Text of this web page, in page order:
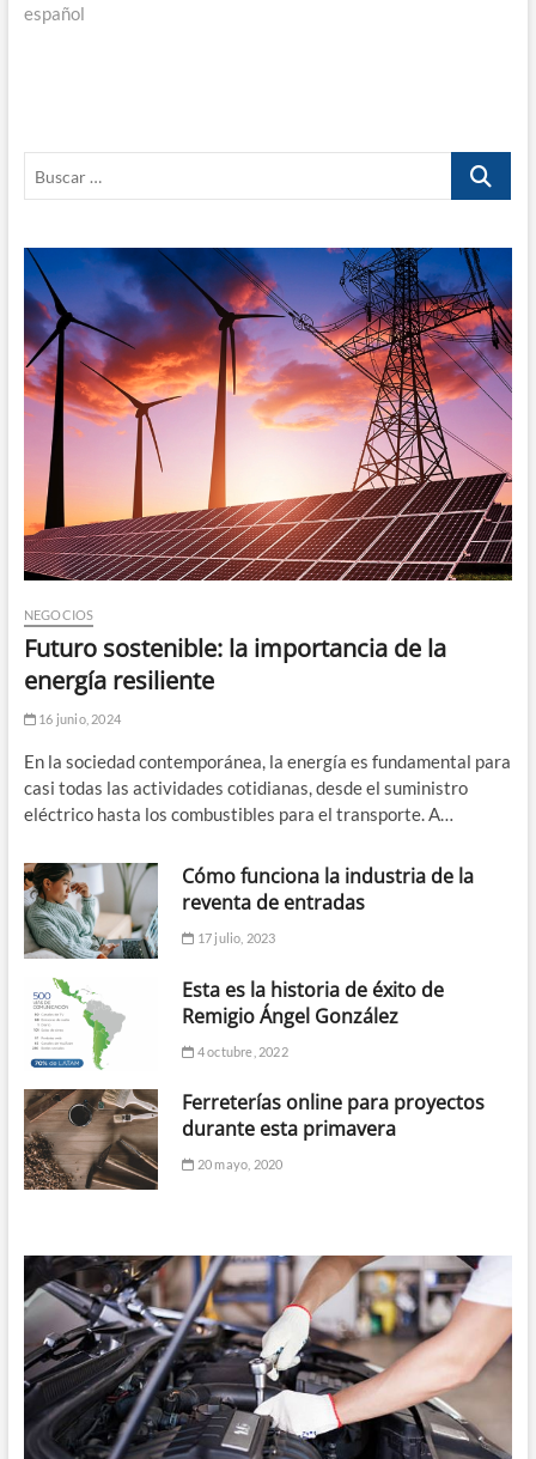
español
Buscar
NEGOCIOS
Futuro sostenible: la importancia de la
energía resiliente
16 junio, 2024
En la sociedad contemporánea, la energía es fundamental para
casi todas las actividades cotidianas, desde el suministro
eléctrico hasta los combustibles para el transporte. A…
Cómo funciona la industria de la
reventa de entradas
17 julio, 2023
Esta es la historia de éxito de
Remigio Ángel González
4 octubre, 2022
Ferreterías online para proyectos
durante esta primavera
20 mayo, 2020